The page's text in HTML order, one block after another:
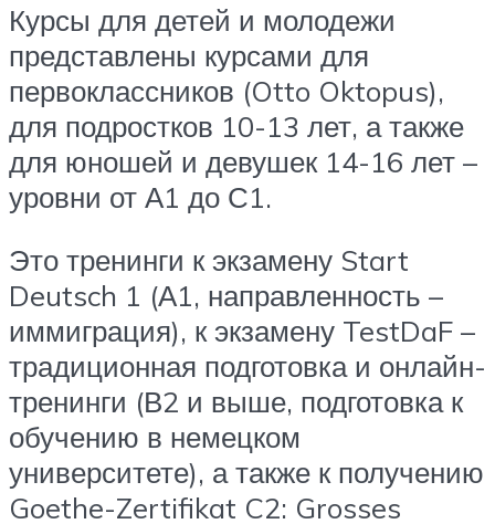
Курсы для детей и молодежи
представлены курсами для
первоклассников (Otto Oktopus),
для подростков 10-13 лет, а также
для юношей и девушек 14-16 лет –
уровни от А1 до С1.
Это тренинги к экзамену Start
Deutsch 1 (А1, направленность –
иммиграция), к экзамену TestDaF –
традиционная подготовка и онлайн-
тренинги (В2 и выше, подготовка к
обучению в немецком
университете), а также к получению
Goethe-Zertifikat C2: Grosses